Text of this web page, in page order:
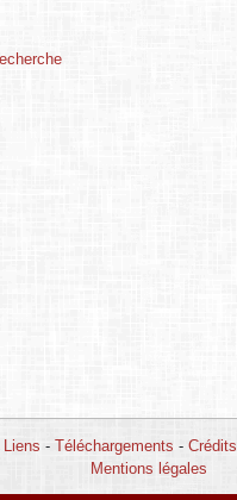
Liens - Téléchargements - Crédits
Mentions légales